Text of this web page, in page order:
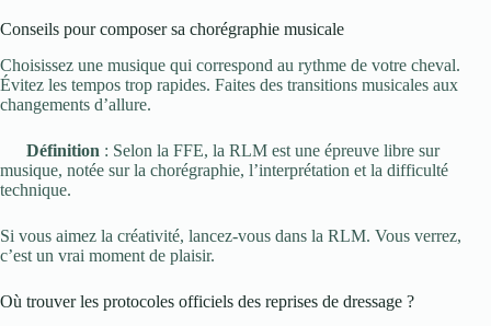
Conseils pour composer sa chorégraphie musicale
Choisissez une musique qui correspond au rythme de votre cheval.
Évitez les tempos trop rapides. Faites des transitions musicales aux
changements d’allure.
Définition : Selon la FFE, la RLM est une épreuve libre sur
musique, notée sur la chorégraphie, l’interprétation et la difficulté
technique.
Si vous aimez la créativité, lancez-vous dans la RLM. Vous verrez,
c’est un vrai moment de plaisir.
Où trouver les protocoles officiels des reprises de dressage ?